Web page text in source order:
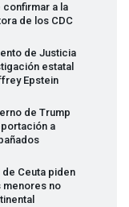
confirmar a la
de los CDC
de Justicia
estatal
Epstein
de Trump
a
Ceuta piden
menores no